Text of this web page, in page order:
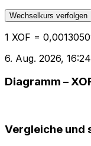
Wechselkurs verfolgen
1 XOF =
6. Aug. 2026,
Diagramm –
Vergleiche und